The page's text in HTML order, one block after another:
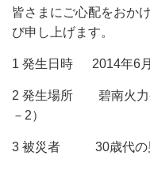
皆さまにご心配をおか
び申し上げます。
1 発生日時 2014年6
2 発生場所 碧南火力
－2）
3 被災者 30歳代の